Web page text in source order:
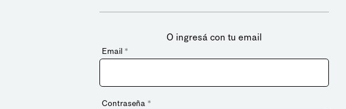
O ingresá con tu email
Email *
Contraseña *